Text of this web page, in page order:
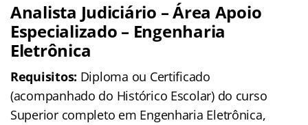
Analista Judiciário – Área Apoio
Especializado – Engenharia
Eletrônica
Requisitos: Diploma ou Certificado
(acompanhado do Histórico Escolar) do curso
Superior completo em Engenharia Eletrônica,